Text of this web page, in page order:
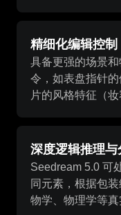
精细化编辑控制
具备更强的场景
令，如表盘指针
片的风格特征（
深度逻辑推理与
Seedream 5.0
同元素，根据包
物学、物理学等